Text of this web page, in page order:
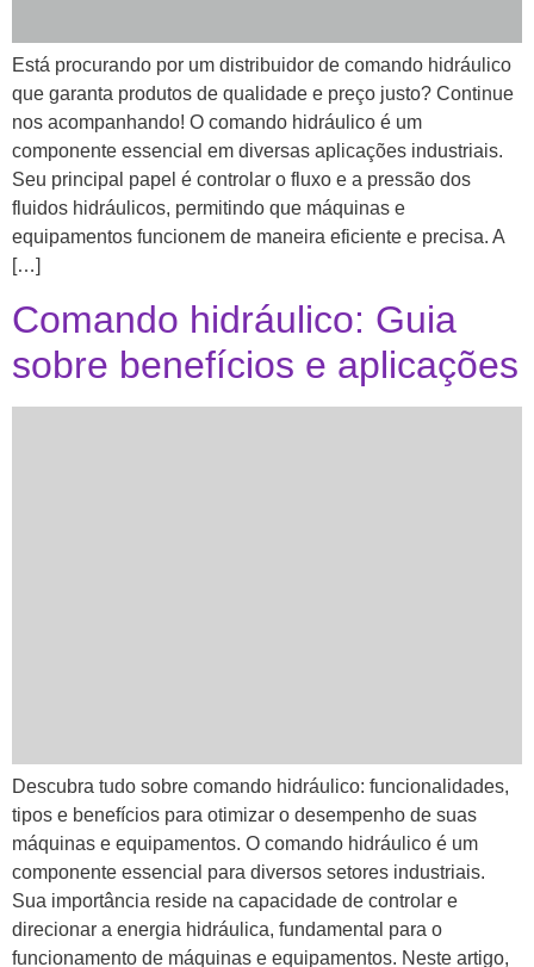
Está procurando por um distribuidor de comando hidráulico
que garanta produtos de qualidade e preço justo? Continue
nos acompanhando! O comando hidráulico é um
componente essencial em diversas aplicações industriais.
Seu principal papel é controlar o fluxo e a pressão dos
fluidos hidráulicos, permitindo que máquinas e
equipamentos funcionem de maneira eficiente e precisa. A
[…]
Comando hidráulico: Guia
sobre benefícios e aplicações
Descubra tudo sobre comando hidráulico: funcionalidades,
tipos e benefícios para otimizar o desempenho de suas
máquinas e equipamentos. O comando hidráulico é um
componente essencial para diversos setores industriais.
Sua importância reside na capacidade de controlar e
direcionar a energia hidráulica, fundamental para o
funcionamento de máquinas e equipamentos. Neste artigo,